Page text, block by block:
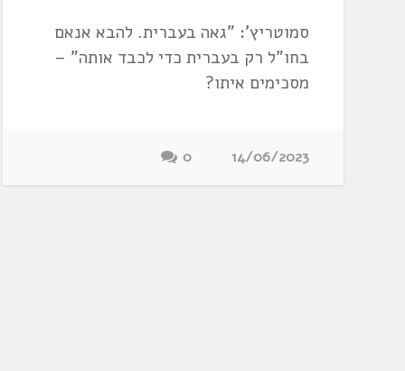
סמוטריץ': "גאה בעברית. להבא אנאם
בחו"ל רק בעברית כדי לכבד אותה" –
מסכימים איתו?
14/06/2023
0